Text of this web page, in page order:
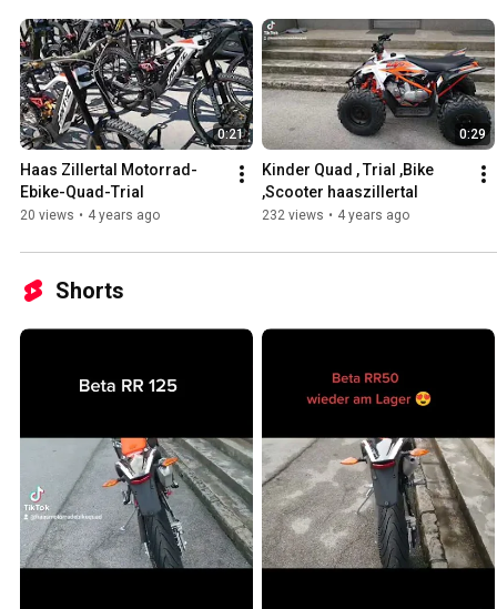
0:21
Haas Zillertal Motorrad-
Ebike-Quad-Trial
20 views • 4 years ago
0:29
Kinder Quad , Trial ,Bike
,Scooter haaszillertal
232 views • 4 years ago
Shorts